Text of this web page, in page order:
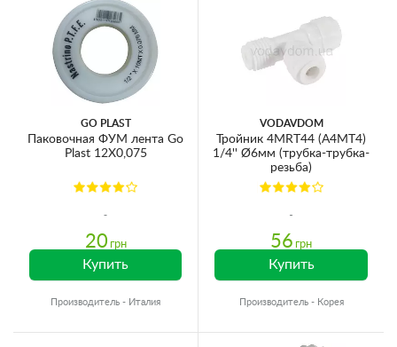
GO PLAST
Паковочная ФУМ лента Go
Plast 12X0,075
20 грн
Купить
Производитель - Италия
VODAVDOM
Тройник 4MRT44 (A4MT4)
1/4'' Ø6мм (трубка-трубка-
резьба)
56 грн
Купить
Производитель - Корея